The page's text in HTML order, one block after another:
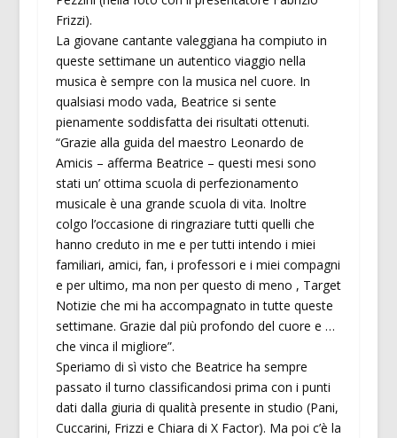
Frizzi).
La giovane cantante valeggiana ha compiuto in
queste settimane un autentico viaggio nella
musica è sempre con la musica nel cuore. In
qualsiasi modo vada, Beatrice si sente
pienamente soddisfatta dei risultati ottenuti.
“Grazie alla guida del maestro Leonardo de
Amicis – afferma Beatrice – questi mesi sono
stati un’ ottima scuola di perfezionamento
musicale è una grande scuola di vita. Inoltre
colgo l’occasione di ringraziare tutti quelli che
hanno creduto in me e per tutti intendo i miei
familiari, amici, fan, i professori e i miei compagni
e per ultimo, ma non per questo di meno , Target
Notizie che mi ha accompagnato in tutte queste
settimane. Grazie dal più profondo del cuore e …
che vinca il migliore”.
Speriamo di sì visto che Beatrice ha sempre
passato il turno classificandosi prima con i punti
dati dalla giuria di qualità presente in studio (Pani,
Cuccarini, Frizzi e Chiara di X Factor). Ma poi c’è la